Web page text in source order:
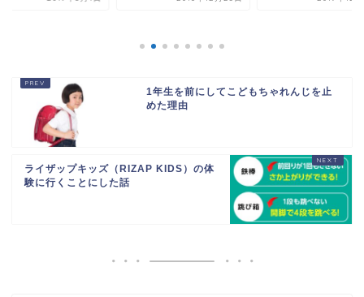
1年生を前にしてこどもちゃれんじを止
めた理由
ライザップキッズ（RIZAP KIDS）の体
験に行くことにした話